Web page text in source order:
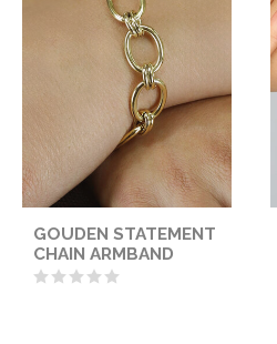
GOUDEN STATEMENT
CHAIN ARMBAND